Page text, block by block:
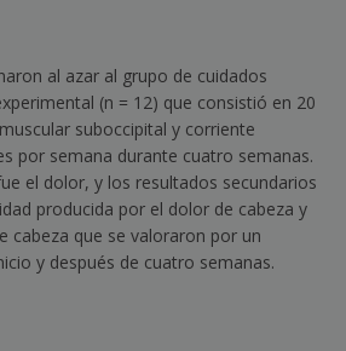
al azar al grupo de cuidados
(n = 12) que consistió en 20
suboccipital y corriente
por semana durante cuatro semanas.
el dolor, y los resultados secundarios
producida por el dolor de cabeza y
cabeza que se valoraron por un
y después de cuatro semanas.